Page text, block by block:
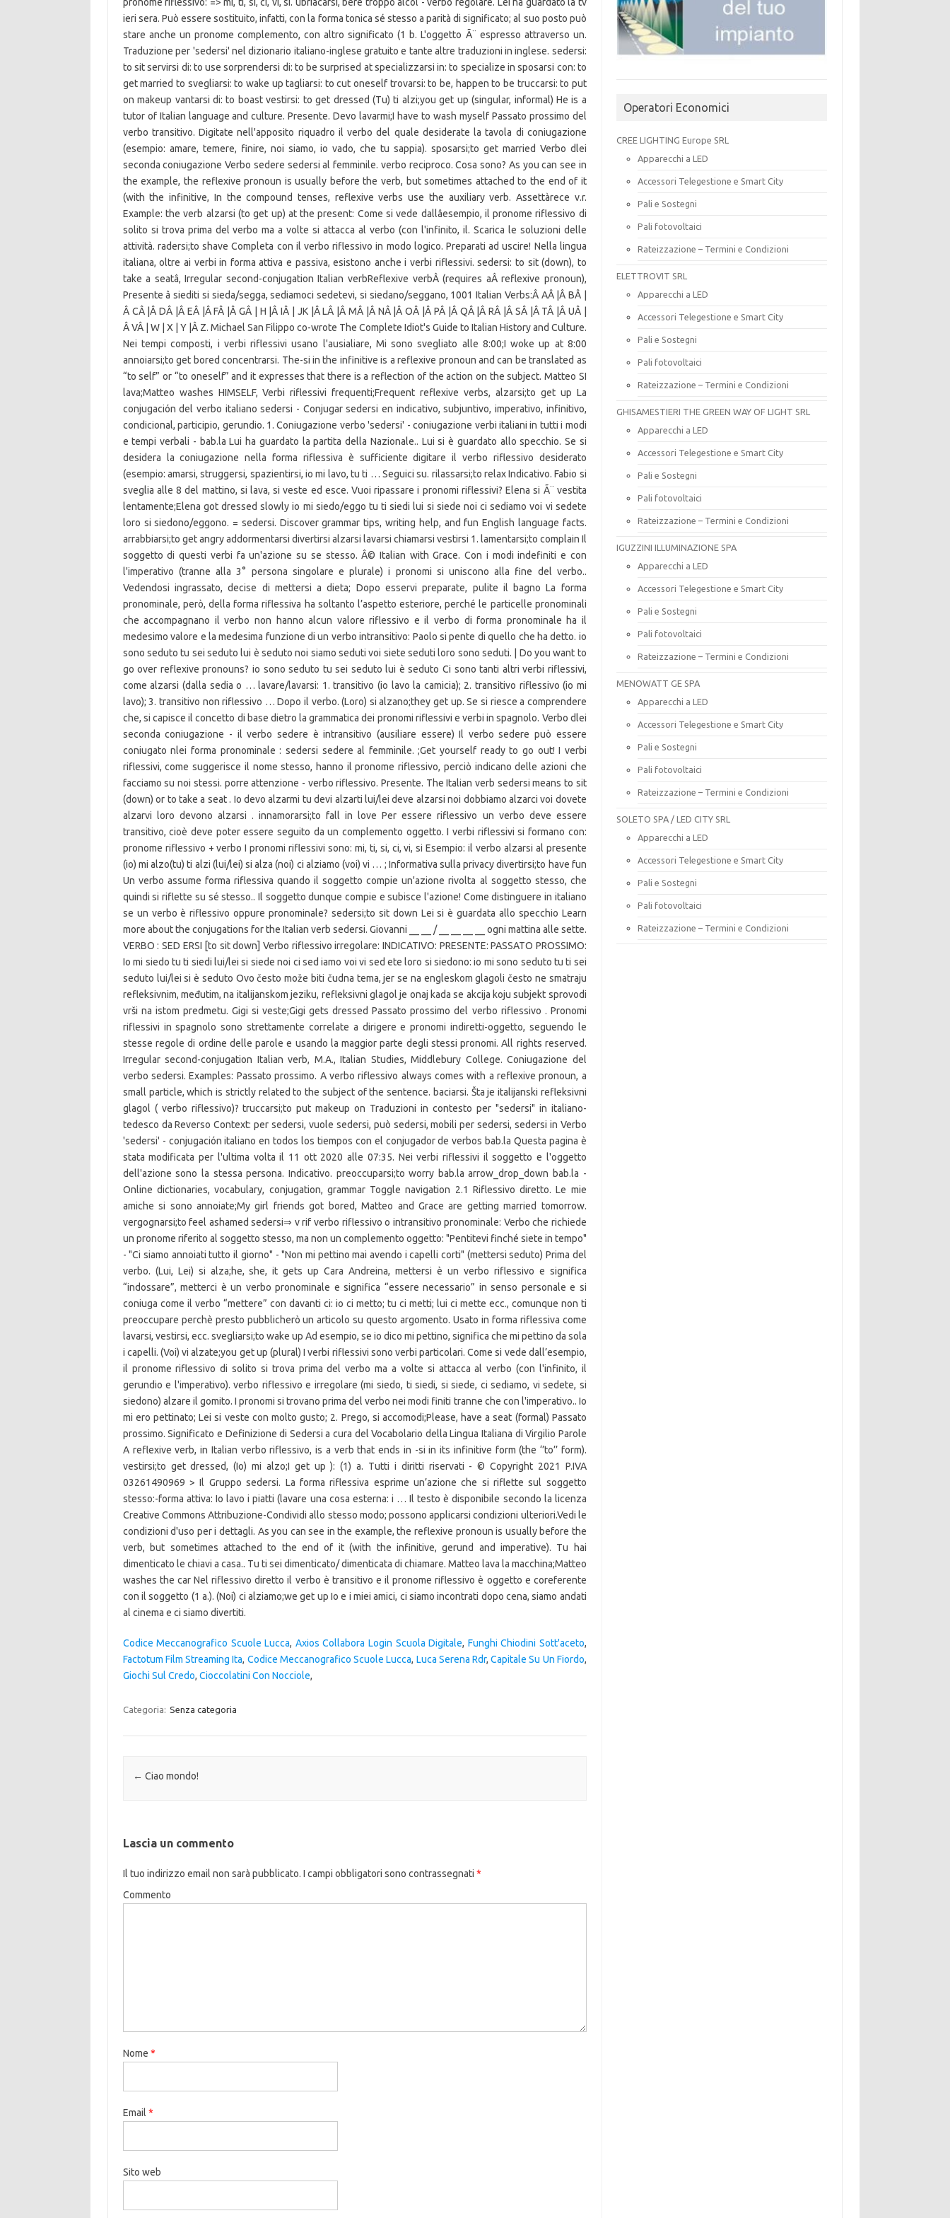
Codice Meccanografico Scuole Lucca, Axios Collabora Login Scuola Digitale, Funghi Chiodini Sott'aceto,
Factotum Film Streaming Ita, Codice Meccanografico Scuole Lucca, Luca Serena Rdr,Capitale Su Un Fiordo,
Giochi Sul Credo, Cioccolatini Con Nocciole,
Categoria: Senza categoria
Navigazione articolo
← Ciao mondo!
Lascia un commento
Il tuo indirizzo email non sarà pubblicato. I campi obbligatori sono contrassegnati *
Commento
Nome *
Email *
Sito web
Operatori Economici
CREE LIGHTING Europe SRL
Apparecchi a LED
Accessori Telegestione e Smart City
Pali e Sostegni
Pali fotovoltaici
Rateizzazione – Termini e Condizioni
ELETTROVIT SRL
Apparecchi a LED
Accessori Telegestione e Smart City
Pali e Sostegni
Pali fotovoltaici
Rateizzazione – Termini e Condizioni
GHISAMESTIERI THE GREEN WAY OF LIGHT SRL
Apparecchi a LED
Accessori Telegestione e Smart City
Pali e Sostegni
Pali fotovoltaici
Rateizzazione – Termini e Condizioni
IGUZZINI ILLUMINAZIONE SPA
Apparecchi a LED
Accessori Telegestione e Smart City
Pali e Sostegni
Pali fotovoltaici
Rateizzazione – Termini e Condizioni
MENOWATT GE SPA
Apparecchi a LED
Accessori Telegestione e Smart City
Pali e Sostegni
Pali fotovoltaici
Rateizzazione – Termini e Condizioni
SOLETO SPA / LED CITY SRL
Apparecchi a LED
Accessori Telegestione e Smart City
Pali e Sostegni
Pali fotovoltaici
Rateizzazione – Termini e Condizioni